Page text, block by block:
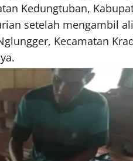
Kedungtuban,
setelah mengambil
Kecamatan